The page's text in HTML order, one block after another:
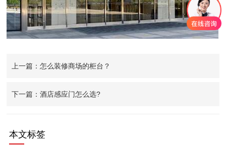
上一篇：怎么装修商场的柜台？
下一篇：酒店感应门怎么选?
本文标签